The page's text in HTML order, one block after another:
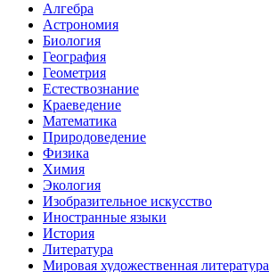
Алгебра
Астрономия
Биология
География
Геометрия
Естествознание
Краеведение
Математика
Природоведение
Физика
Химия
Экология
Изобразительное искусство
Иностранные языки
История
Литература
Мировая художественная литература